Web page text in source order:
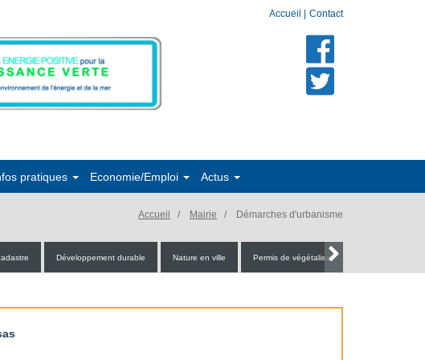
Accueil Contact
pratiques Economie/Emploi Actus
Accueil Mairie Démarches d'urbanisme
Développement durable Nature en ville Permis de végétaliser